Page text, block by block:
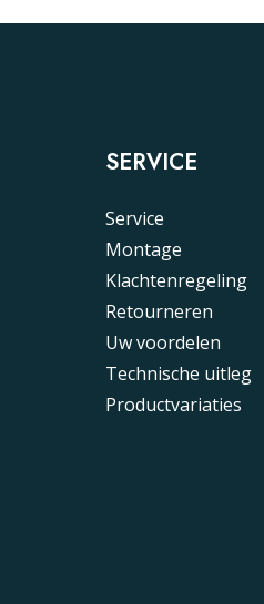
SERVICE
Service
Montage
Klachtenregeling
Retourneren
Uw voordelen
Technische uitleg
Productvariaties